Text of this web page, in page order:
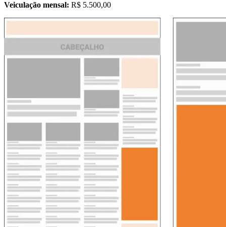
Veiculação mensal: R$ 5.500,00